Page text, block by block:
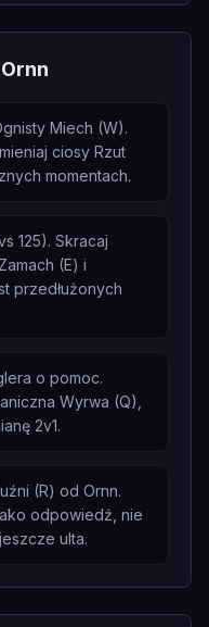
Miech (W).
ciosy Rzut
momentach.
125). Skracaj
(E) i
przedłużonych
o pomoc.
Wyrwa (Q),
2v1.
(R) od Ornn.
odpowiedź, nie
ulta.